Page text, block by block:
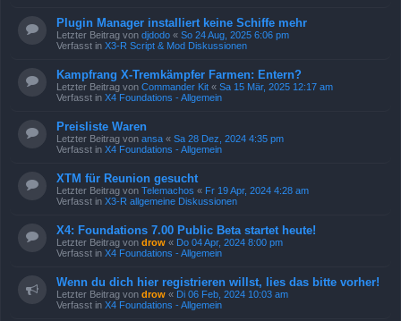
Plugin Manager installiert keine Schiffe mehr
Letzter Beitrag von djdodo « So 24 Aug, 2025 6:06 pm
Verfasst in X3-R Script & Mod Diskussionen
Kampfrang X-Tremkämpfer Farmen: Entern?
Letzter Beitrag von Commander Kit « Sa 15 Mär, 2025 12:17 am
Verfasst in X4 Foundations - Allgemein
Preisliste Waren
Letzter Beitrag von ansa « Sa 28 Dez, 2024 4:35 pm
Verfasst in X4 Foundations - Allgemein
XTM für Reunion gesucht
Letzter Beitrag von Telemachos « Fr 19 Apr, 2024 4:28 am
Verfasst in X3-R allgemeine Diskussionen
X4: Foundations 7.00 Public Beta startet heute!
Letzter Beitrag von drow « Do 04 Apr, 2024 8:00 pm
Verfasst in X4 Foundations - Allgemein
Wenn du dich hier registrieren willst, lies das bitte vorher!
Letzter Beitrag von drow « Di 06 Feb, 2024 10:03 am
Verfasst in X4 Foundations - Allgemein